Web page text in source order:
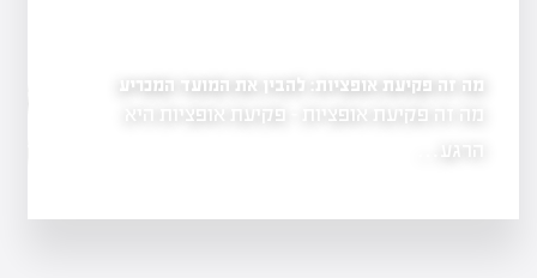
המהווה
מה זה פקיעת אופציות: להבין את המועד המכריע
מה זה פקיעת אופציות - פקיעת אופציות היא
מה זה אופציות בשוק